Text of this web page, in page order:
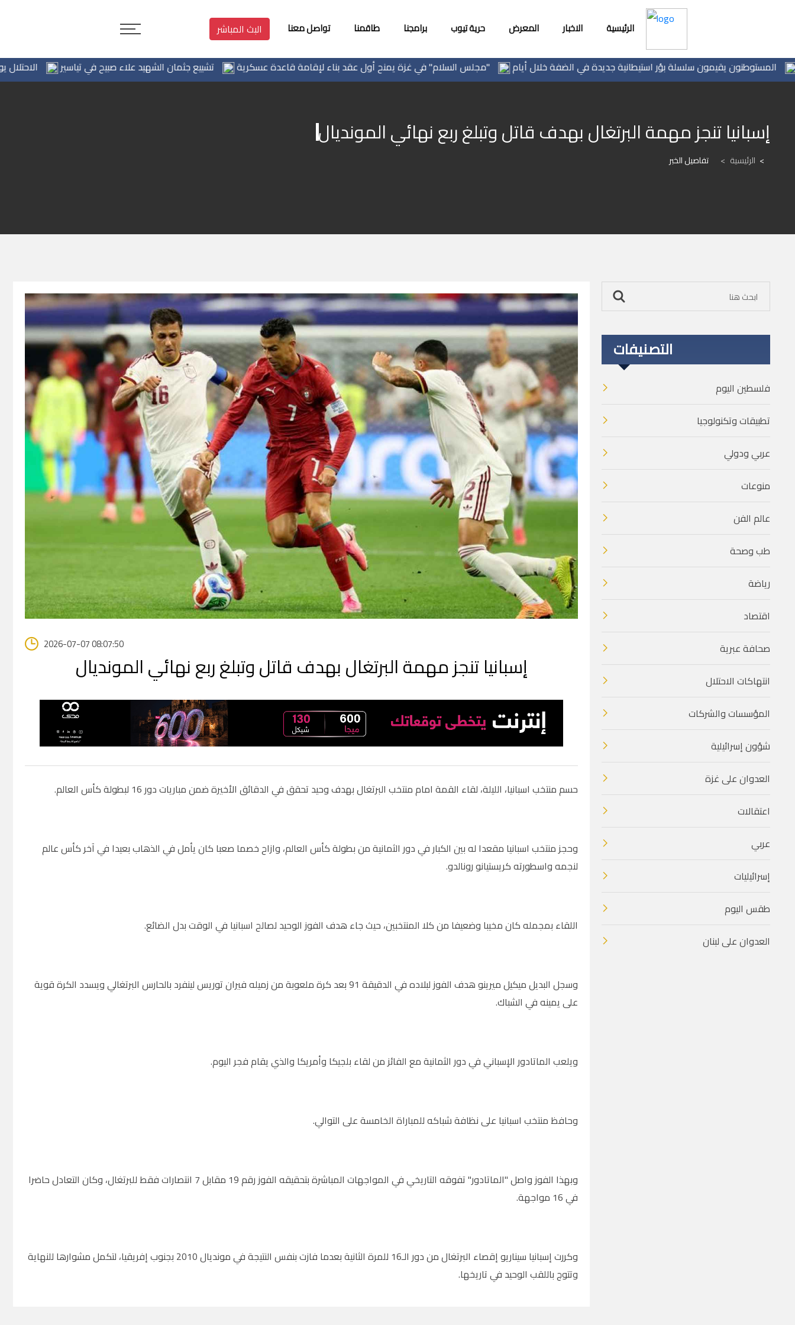
الرئيسية الاخبار المعرض حرية تيوب برامجنا طاقمنا تواصل معنا البث المباشر
الاحتلال يوسع تشييع جثمان الشهيد علاء صبيح في تياسير "مجلس السلام" في غزة يمنح أول عقد بناء لإقامة قاعدة عسكرية يقيمون سلسلة بؤر استيطانية جديدة في الضفة خلال أيام
إسبانيا تنجز مهمة البرتغال بهدف قاتل وتبلغ ربع نهائي المونديال
الرئيسية > تفاصيل الخبر
2026-07-07 08:07:50
إسبانيا تنجز مهمة البرتغال بهدف قاتل وتبلغ ربع نهائي المونديال
حسم منتخب اسبانيا، الليلة، لقاء القمة امام منتخب البرتغال بهدف وحيد تحقق في الدقائق الأخيرة ضمن مباريات دور 16 لبطولة كأس العالم.
وحجز منتخب اسبانيا مقعدا له بين الكبار في دور الثمانية من بطولة كأس العالم، وازاح خصما صعبا كان يأمل في الذهاب بعيدا في آخر كأس عالم
لنجمه واسطورته كريستيانو رونالدو.
اللقاء بمجمله كان مخيبا وضعيفا من كلا المنتخبين، حيث جاء هدف الفوز الوحيد لصالح اسبانيا في الوقت بدل الضائع.
وسجل البديل ميكيل ميرينو هدف الفوز لبلاده في الدقيقة 91 بعد كرة ملعوبة من زميله فيران توريس لينفرد بالحارس البرتغالي ويسدد الكرة قوية
على يمينه في الشباك.
ويلعب الماتادور الإسباني في دور الثمانية مع الفائز من لقاء بلجيكا وأمريكا والذي يقام فجر اليوم.
وحافظ منتخب اسبانيا على نظافة شباكه للمباراة الخامسة على التوالي.
وبهذا الفوز واصل "الماتادور" تفوقه التاريخي في المواجهات المباشرة بتحقيقه الفوز رقم 19 مقابل 7 انتصارات فقط للبرتغال، وكان التعادل حاضرا
في 16 مواجهة.
وكررت إسبانيا سيناريو إقصاء البرتغال من دور الـ16 للمرة الثانية بعدما فازت بنفس النتيجة في مونديال 2010 بجنوب إفريقيا، لتكمل مشوارها للنهاية
وتتوج باللقب الوحيد في تاريخها.
التصنيفات
فلسطين اليوم
تطبيقات وتكنولوجيا
عربي ودولي
منوعات
عالم الفن
طب وصحة
رياضة
اقتصاد
صحافة عبرية
انتهاكات الاحتلال
المؤسسات والشركات
شؤون إسرائيلية
العدوان على غزة
اعتقالات
عربي
إسرائيليات
طقس اليوم
العدوان على لبنان